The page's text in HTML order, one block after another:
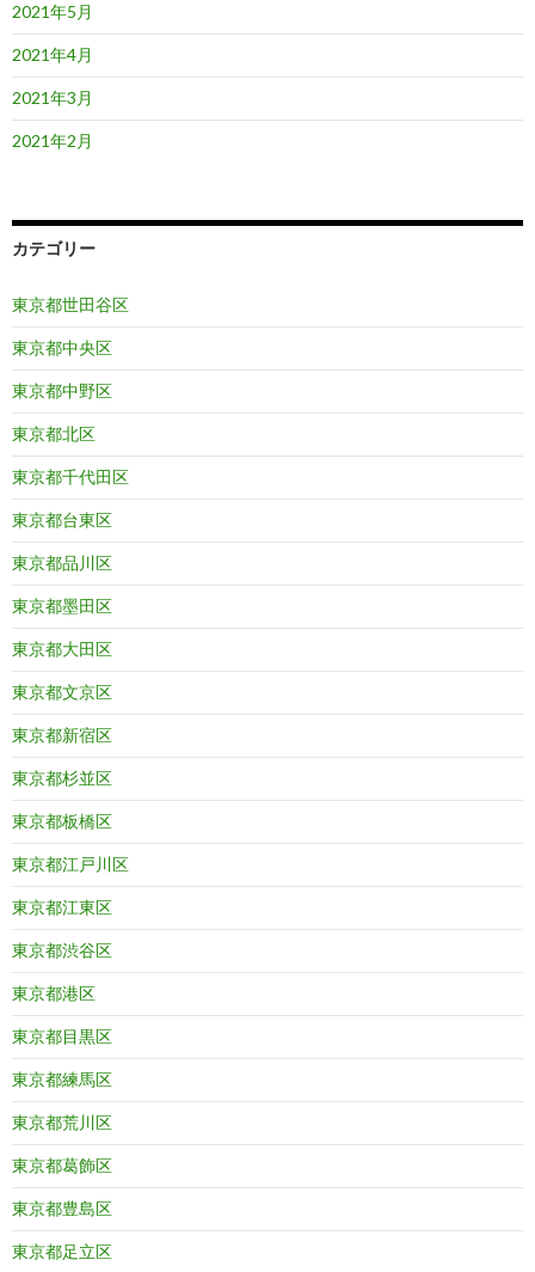
2021年5月
2021年4月
2021年3月
2021年2月
カテゴリー
東京都世田谷区
東京都中央区
東京都中野区
東京都北区
東京都千代田区
東京都台東区
東京都品川区
東京都墨田区
東京都大田区
東京都文京区
東京都新宿区
東京都杉並区
東京都板橋区
東京都江戸川区
東京都江東区
東京都渋谷区
東京都港区
東京都目黒区
東京都練馬区
東京都荒川区
東京都葛飾区
東京都豊島区
東京都足立区